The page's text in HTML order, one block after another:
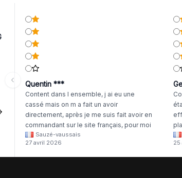
Quentin ***
Content dans l ensemble, j ai eu une
cassé mais on m a fait un avoir
directement, après je me suis fait avoir en
commandant sur le site français, pour moi
il était évident que les produits était de la
même langue mais raté tout est en
anglais.
Sauzé-vaussais
27 avril 2026
25